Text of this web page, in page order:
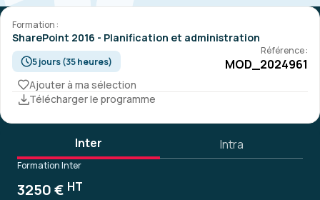
Formation :
SharePoint 2016 - Planification et administration
5 jours (35 heures)
Référence :
MOD_2024961
Ajouter à ma sélection
Télécharger le programme
Inter Intra
Formation Inter
3250 € HT